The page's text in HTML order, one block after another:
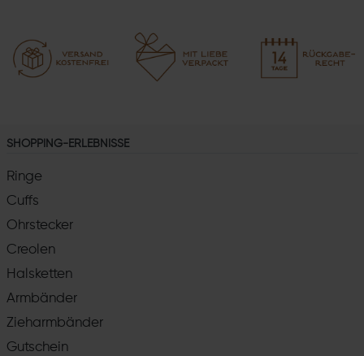
SHOPPING-ERLEBNISSE
Ringe
Cuffs
Ohrstecker
Creolen
Halsketten
Armbänder
Zieharmbänder
Gutschein